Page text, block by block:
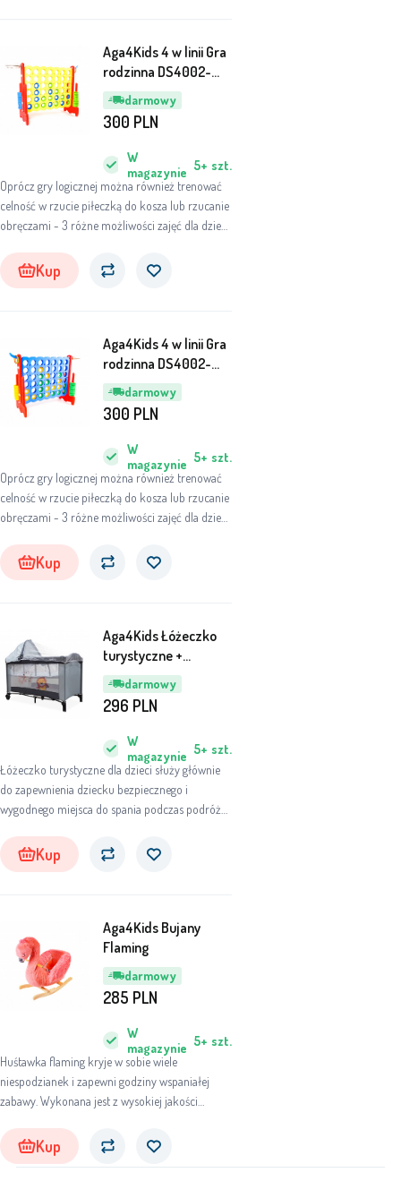
darmowy
Aga4Kids 4 w linii Gra
rodzinna DS4002-
YEL-RE
Oprócz gry logicznej można również trenować
celność w rzucie piłeczką do kosza lub rzucanie
obręczami - 3 różne możliwości zajęć dla dzieci
W
magazynie 5+ szt.
300 PLN
Kup
darmowy
Aga4Kids 4 w linii Gra
rodzinna DS4002-
BLU-RE
Oprócz gry logicznej można również trenować
celność w rzucie piłeczką do kosza lub rzucanie
obręczami - 3 różne możliwości zajęć dla dzieci
W
magazynie 5+ szt.
300 PLN
Kup
darmowy
Aga4Kids Łóżeczko
turystyczne +
moskitiera MR6671
Jasno szare
Łóżeczko turystyczne dla dzieci służy głównie
do zapewnienia dziecku bezpiecznego i
wygodnego miejsca do spania podczas podróży,
znajomych czy rodzin.
W
magazynie 5+ szt.
296 PLN
Kup
darmowy
Aga4Kids Bujany
Flaming
Huśtawka flaming kryje w sobie wiele
niespodzianek i zapewni godziny wspaniałej
zabawy. Wykonana jest z wysokiej jakości
zapewnić mu jak najwięcej radości i komfortu.
W
magazynie 5+ szt.
285 PLN
Kup